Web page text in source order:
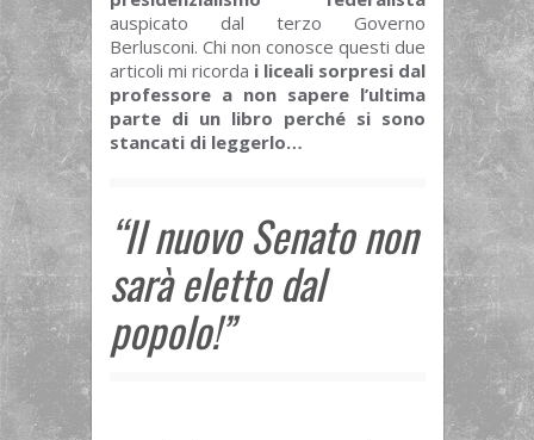
auspicato dal terzo Governo
Berlusconi. Chi non conosce questi due
articoli mi ricorda i liceali sorpresi dal
professore a non sapere l’ultima
parte di un libro perché si sono
stancati di leggerlo…
“Il nuovo Senato non
sarà eletto dal
popolo!”